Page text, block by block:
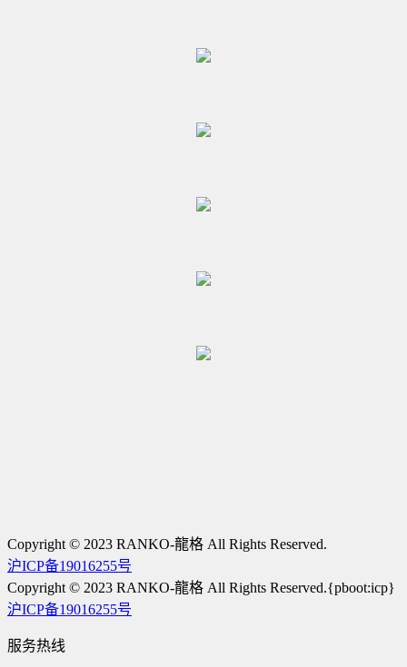
Copyright © 2023 RANKO-龍格 All Rights Reserved.
沪ICP备19016255号
Copyright © 2023 RANKO-龍格 All Rights Reserved.{pboot:icp}
沪ICP备19016255号
服务热线